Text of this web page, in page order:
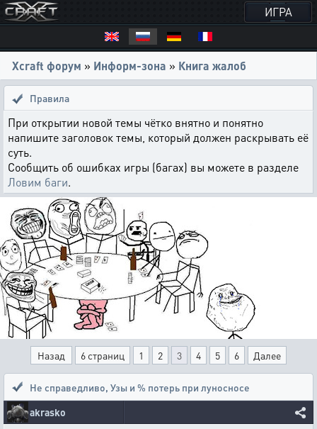
ИГРА
Xcraft форум » Информ-зона » Книга жалоб
Правила
При открытии новой темы чётко внятно и понятно
напишите заголовок темы, который должен раскрывать её
суть.
Сообщить об ошибках игры (багах) вы можете в разделе
Ловим баги.
Назад 6 страниц 1 2 3 4 5 6 Далее
Не справедливо, Узы и % потерь при луносносе
akrasko